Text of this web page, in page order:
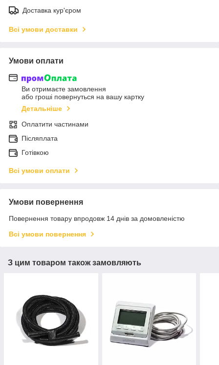
Доставка кур'єром
Всі умови доставки
Умови оплати
Ви отримаєте замовлення
або гроші повернуться на вашу картку
Детальніше
Оплатити частинами
Післяплата
Готівкою
Всі умови оплати
Умови повернення
Повернення товару впродовж 14 днів за домовленістю
Всі умови повернення
З цим товаром також замовляють